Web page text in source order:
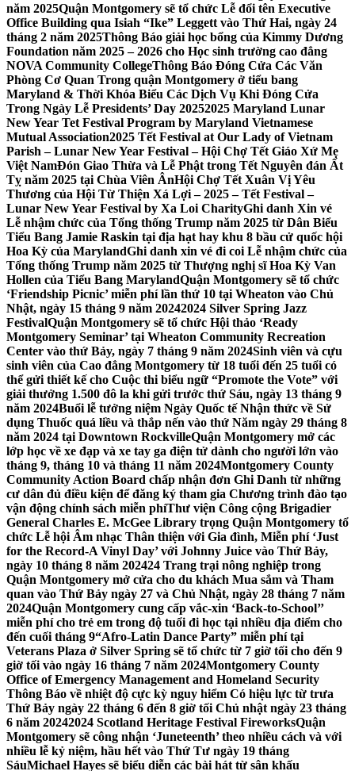
năm 2025Quận Montgomery sẽ tổ chức Lễ đổi tên Executive
Office Building qua Isiah “Ike” Leggett vào Thứ Hai, ngày 24
tháng 2 năm 2025Thông Báo giải học bổng của Kimmy Dương
Foundation năm 2025 – 2026 cho Học sinh trường cao đẳng
NOVA Community CollegeThông Báo Đóng Cửa Các Văn
Phòng Cơ Quan Trong quận Montgomery ở tiểu bang
Maryland & Thời Khóa Biểu Các Dịch Vụ Khi Đóng Cửa
Trong Ngày Lễ Presidents’ Day 20252025 Maryland Lunar
New Year Tet Festival Program by Maryland Vietnamese
Mutual Association2025 Tết Festival at Our Lady of Vietnam
Parish – Lunar New Year Festival – Hội Chợ Tết Giáo Xứ Mẹ
Việt NamĐón Giao Thừa và Lễ Phật trong Tết Nguyên đán Ất
Tỵ năm 2025 tại Chùa Viên ÂnHội Chợ Tết Xuân Vị Yêu
Thương của Hội Từ Thiện Xá Lợi – 2025 – Tết Festival –
Lunar New Year Festival by Xa Loi CharityGhi danh Xin vé
Lễ nhậm chức của Tổng thống Trump năm 2025 từ Dân Biểu
Tiểu Bang Jamie Raskin tại địa hạt hay khu 8 bầu cử quốc hội
Hoa Kỳ của MarylandGhi danh xin vé đi coi Lễ nhậm chức của
Tổng thống Trump năm 2025 từ Thượng nghị sĩ Hoa Kỳ Van
Hollen của Tiểu Bang MarylandQuận Montgomery sẽ tổ chức
‘Friendship Picnic’ miễn phí lần thứ 10 tại Wheaton vào Chủ
Nhật, ngày 15 tháng 9 năm 20242024 Silver Spring Jazz
FestivalQuận Montgomery sẽ tổ chức Hội thảo ‘Ready
Montgomery Seminar’ tại Wheaton Community Recreation
Center vào thứ Bảy, ngày 7 tháng 9 năm 2024Sinh viên và cựu
sinh viên của Cao đẳng Montgomery từ 18 tuổi đến 25 tuổi có
thể gửi thiết kế cho Cuộc thi biểu ngữ “Promote the Vote” với
giải thưởng 1.500 đô la khi gửi trước thứ Sáu, ngày 13 tháng 9
năm 2024Buổi lễ tưởng niệm Ngày Quốc tế Nhận thức về Sử
dụng Thuốc quá liều và thắp nến vào thứ Năm ngày 29 tháng 8
năm 2024 tại Downtown RockvilleQuận Montgomery mở các
lớp học về xe đạp và xe tay ga điện tử dành cho người lớn vào
tháng 9, tháng 10 và tháng 11 năm 2024Montgomery County
Community Action Board chấp nhận đơn Ghi Danh từ những
cư dân đủ điều kiện để đăng ký tham gia Chương trình đào tạo
vận động chính sách miễn phíThư viện Công cộng Brigadier
General Charles E. McGee Library trọng Quận Montgomery tổ
chức Lễ hội Âm nhạc Thân thiện với Gia đình, Miễn phí ‘Just
for the Record-A Vinyl Day’ với Johnny Juice vào Thứ Bảy,
ngày 10 tháng 8 năm 202424 Trang trại nông nghiệp trong
Quận Montgomery mở cửa cho du khách Mua sắm và Tham
quan vào Thứ Bảy ngày 27 và Chủ Nhật, ngày 28 tháng 7 năm
2024Quận Montgomery cung cấp vắc-xin ‘Back-to-School’’
miễn phí cho trẻ em trong độ tuổi đi học tại nhiều địa điểm cho
đến cuối tháng 9“Afro-Latin Dance Party” miễn phí tại
Veterans Plaza ở Silver Spring sẽ tổ chức từ 7 giờ tối cho đến 9
giờ tối vào ngày 16 tháng 7 năm 2024Montgomery County
Office of Emergency Management and Homeland Security
Thông Báo về nhiệt độ cực kỳ nguy hiểm Có hiệu lực từ trưa
Thứ Bảy ngày 22 tháng 6 đến 8 giờ tối Chủ nhật ngày 23 tháng
6 năm 20242024 Scotland Heritage Festival FireworksQuận
Montgomery sẽ công nhận ‘Juneteenth’ theo nhiều cách và với
nhiều lễ kỷ niệm, hầu hết vào Thứ Tư ngày 19 tháng
SáuMichael Hayes sẽ biểu diễn các bài hát từ sân khấu